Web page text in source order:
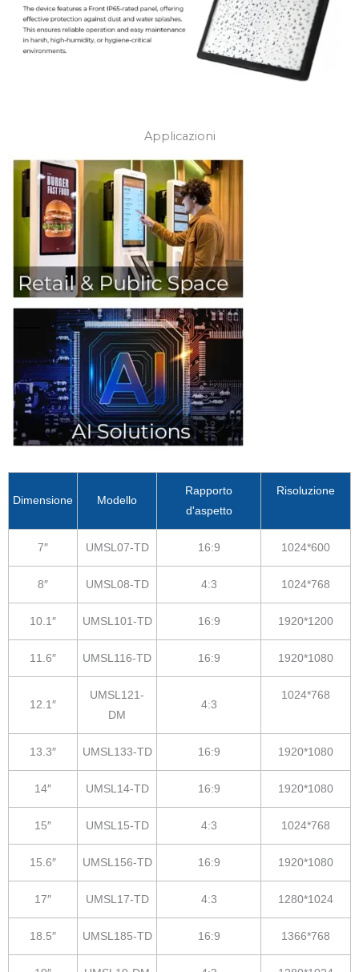
Applicazioni
Dimensione Modello
Rapporto
d'aspetto
Risoluzione
7″ UMSL07-TD 16:9 1024*600
8″ UMSL08-TD 4:3 1024*768
10.1″ UMSL101-TD 16:9 1920*1200
11.6″ UMSL116-TD 16:9 1920*1080
12.1″
UMSL121-
DM
4:3
1024*768
13.3″ UMSL133-TD 16:9 1920*1080
14″ UMSL14-TD 16:9 1920*1080
15″ UMSL15-TD 4:3 1024*768
15.6″ UMSL156-TD 16:9 1920*1080
17″ UMSL17-TD 4:3 1280*1024
18.5″ UMSL185-TD 16:9 1366*768